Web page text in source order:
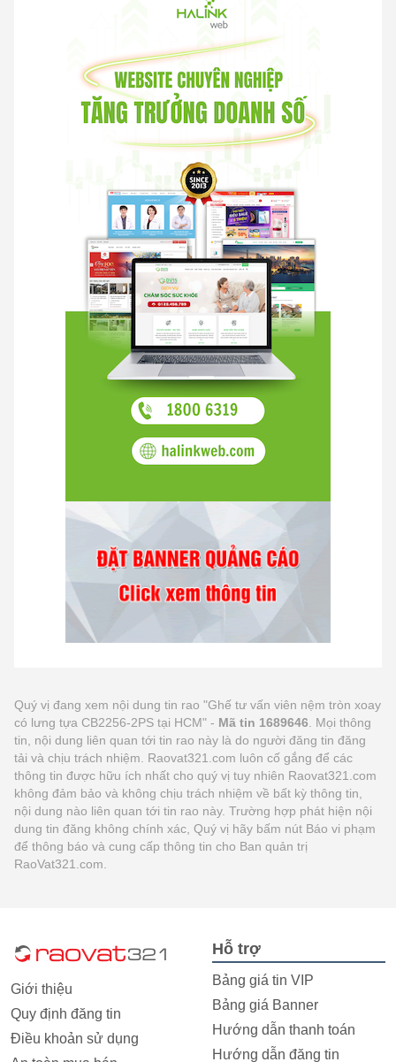
Quý vị đang xem nội dung tin rao "Ghế tư vấn viên nệm tròn xoay
có lưng tựa CB2256-2PS tại HCM" - Mã tin 1689646 . Mọi thông
tin, nội dung liên quan tới tin rao này là do người đăng tin đăng
tải và chịu trách nhiệm. Raovat321.com luôn cố gắng để các
thông tin được hữu ích nhất cho quý vị tuy nhiên Raovat321.com
không đảm bảo và không chịu trách nhiệm về bất kỳ thông tin,
nội dung nào liên quan tới tin rao này. Trường hợp phát hiện nội
dung tin đăng không chính xác, Quý vị hãy bấm nút Báo vi phạm
để thông báo và cung cấp thông tin cho Ban quản trị
RaoVat321.com.
Giới thiệu
Quy định đăng tin
Điều khoản sử dụng
Hỗ trợ
Bảng giá tin VIP
Bảng giá Banner
Hướng dẫn thanh toán
Hướng dẫn đăng tin